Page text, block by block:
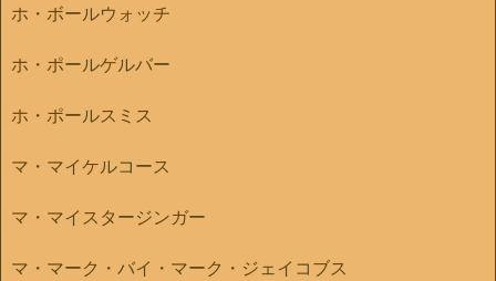
ホ・ボールウォッチ
ホ・ポールゲルバー
ホ・ポールスミス
マ・マイケルコース
マ・マイスタージンガー
マ・マーク・バイ・マーク・ジェイコブス